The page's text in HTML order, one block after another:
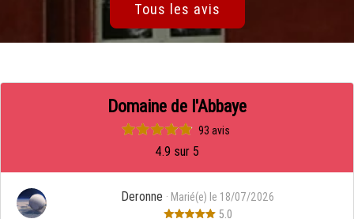
Tous les avis
Domaine de l'Abbaye
93 avis
4.9 sur 5
Deronne · Marié(e) le 18/07/2026
5.0